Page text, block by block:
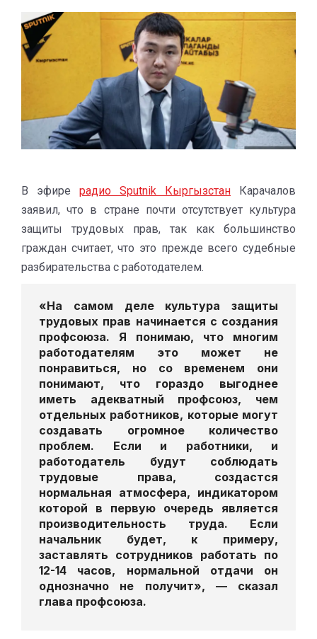
В эфире радио Sputnik Кыргызстан Карачалов
заявил, что в стране почти отсутствует культура
защиты трудовых прав, так как большинство
граждан считает, что это прежде всего судебные
разбирательства с работодателем.
«На самом деле культура защиты
трудовых прав начинается с создания
профсоюза. Я понимаю, что многим
работодателям это может не
понравиться, но со временем они
понимают, что гораздо выгоднее
иметь адекватный профсоюз, чем
отдельных работников, которые могут
создавать огромное количество
проблем. Если и работники, и
работодатель будут соблюдать
трудовые права, создастся
нормальная атмосфера, индикатором
которой в первую очередь является
производительность труда. Если
начальник будет, к примеру,
заставлять сотрудников работать по
12-14 часов, нормальной отдачи он
однозначно не получит», — сказал
глава профсоюза.